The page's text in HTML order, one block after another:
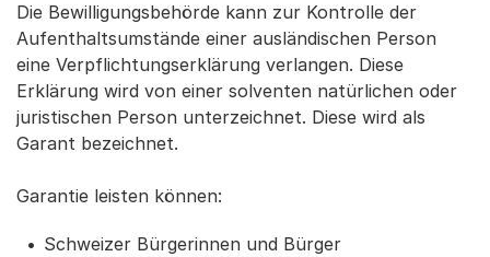
Die Bewilligungsbehörde kann zur Kontrolle der
Aufenthaltsumstände einer ausländischen Person
eine Verpflichtungserklärung verlangen. Diese
Erklärung wird von einer solventen natürlichen oder
juristischen Person unterzeichnet. Diese wird als
Garant bezeichnet.
Garantie leisten können:
Schweizer Bürgerinnen und Bürger